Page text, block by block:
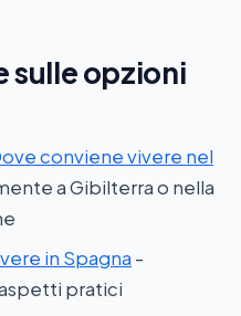
sulle opzioni
conviene vivere nel
a Gibilterra o nella
in Spagna -
pratici